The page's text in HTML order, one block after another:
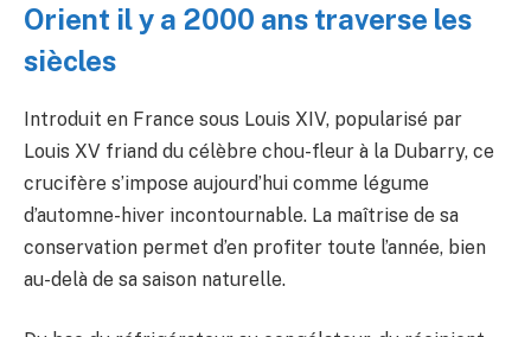
Orient il y a 2000 ans traverse les
siècles
Introduit en France sous Louis XIV, popularisé par
Louis XV friand du célèbre chou-fleur à la Dubarry, ce
crucifère s’impose aujourd’hui comme légume
d’automne-hiver incontournable. La maîtrise de sa
conservation permet d’en profiter toute l’année, bien
au-delà de sa saison naturelle.